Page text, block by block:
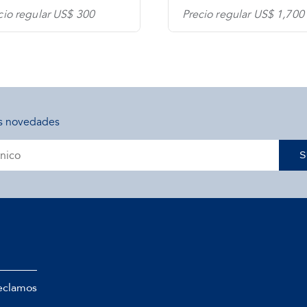
regular US$ 300 Precio regular US$ 1,700
novedades